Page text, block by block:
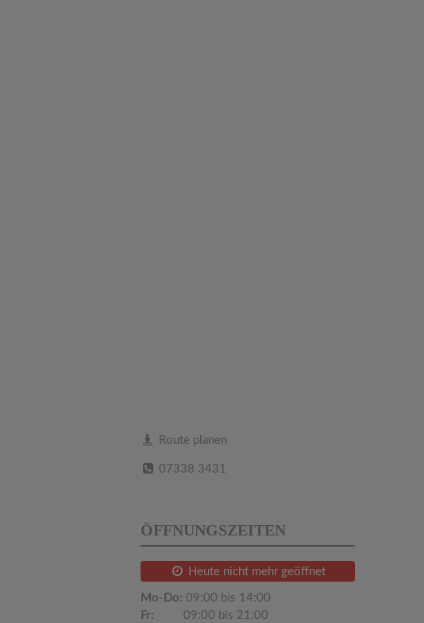
Route planen
07338 3431
ÖFFNUNGSZEITEN
Heute nicht mehr geöffnet
Mo-Do: 09:00 bis 14:00
Fr:
09:00 bis 21:00